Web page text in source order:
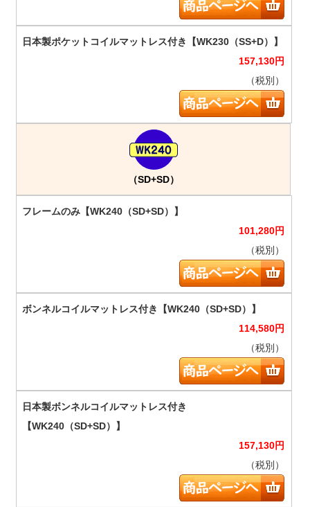
157,130円
（税別）
（SD+SD）
101,280円
（税別）
114,580円
（税別）
157,130円
（税別）